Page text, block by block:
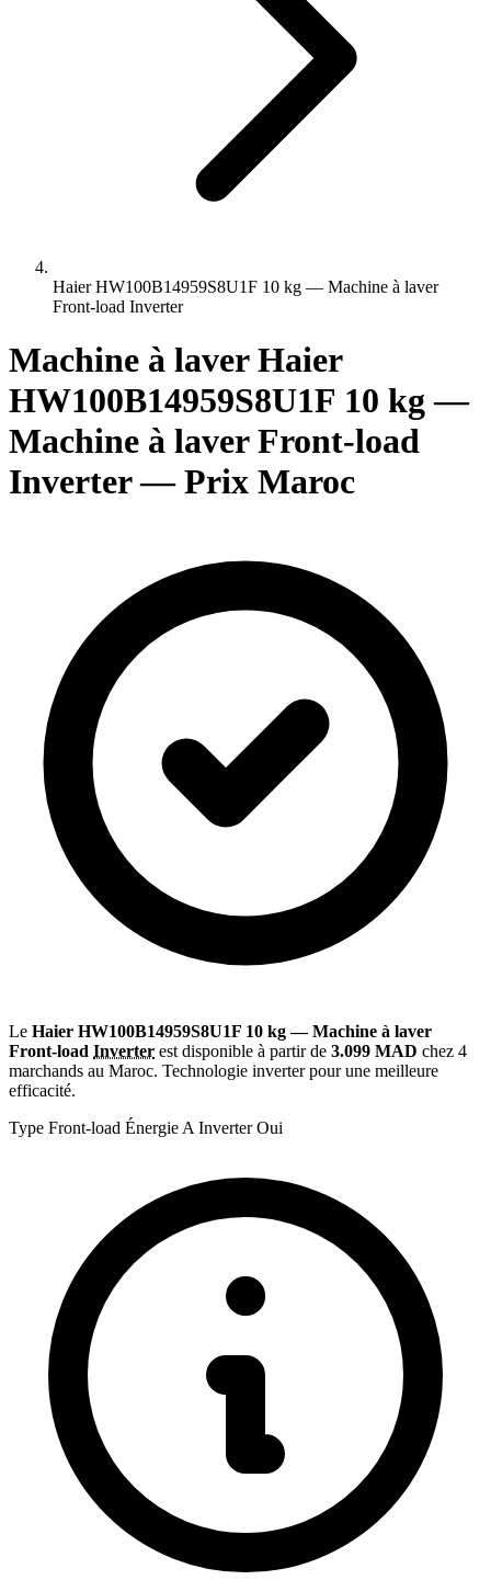
Haier HW100B14959S8U1F 10 kg — Machine à laver
Front-load Inverter
Machine à laver Haier
HW100B14959S8U1F 10 kg —
Machine à laver Front-load
Inverter — Prix Maroc
Le Haier HW100B14959S8U1F 10 kg — Machine à laver
Front-load Inverter est disponible à partir de 3.099 MAD chez 4
marchands au Maroc. Technologie inverter pour une meilleure
efficacité.
Type Front-load Énergie A Inverter Oui